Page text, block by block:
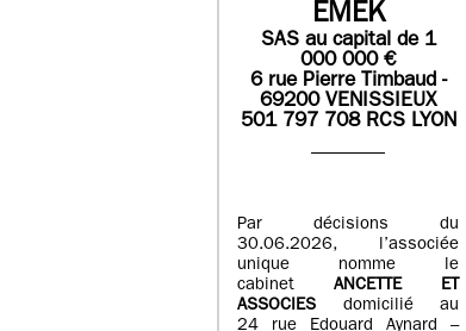
EMEK
SASau capital de 1
000 000€
6 rue Pierre Timbaud -
69200 VENISSIEUX
501 797 708 RCS LYON
Par décisions du
30.06.2026, l’associée
unique nomme le
cabinet ANCETTE ET
ASSOCIES
domicilié au
24 rue Edouard Aynard –